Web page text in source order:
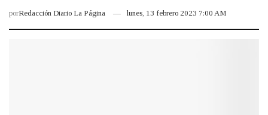
porRedacción Diario La Página lunes, 13 febrero 2023 7:00 AM